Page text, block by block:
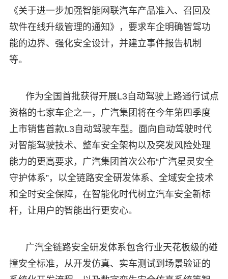
《关于进一步加强智能网联汽车产品准入、召回及
软件在线升级管理的通知》，要求车企明确智驾功
能的边界、强化安全设计，并建立事件报告机制
等。
作为全国首批获得开展L3自动驾驶上路通行试点
资格的七家车企之一，广汽集团将在今年第四季度
上市销售首款L3自动驾驶车型。面向自动驾驶时代
对智能驾驶技术、整车安全架构以及突发风险处理
能力的更高要求，广汽集团首次公布“广汽星灵安全
守护体系”，以全链路安全研发体系、全域安全技术
和全时安全保障，在智能化时代树立汽车安全新标
杆，让用户的智能出行更安心。
广汽全链路安全研发体系包含行业天花板级的碰
撞安全标准，从开发仿真、实车测试到场景验证的